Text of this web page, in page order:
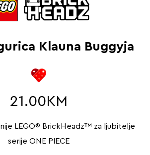
Klauna Buggyja
21.00 KM
LEGO® BrickHeadz™ za ljubitelje
serije ONE PIECE